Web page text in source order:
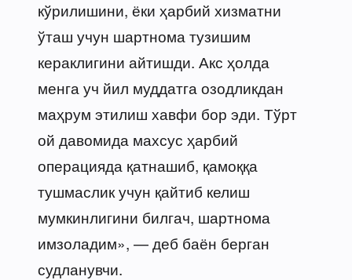
кўрилишини, ёки ҳарбий хизматни
ўташ учун шартнома тузишим
кераклигини айтишди. Акс ҳолда
менга уч йил муддатга озодликдан
маҳрум этилиш хавфи бор эди. Тўрт
ой давомида махсус ҳарбий
операцияда қатнашиб, қамоққа
тушмаслик учун қайтиб келиш
мумкинлигини билгач, шартнома
имзоладим», — деб баён берган
судланувчи.